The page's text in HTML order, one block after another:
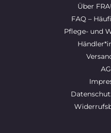
Über
FAQ –
Pflege- und